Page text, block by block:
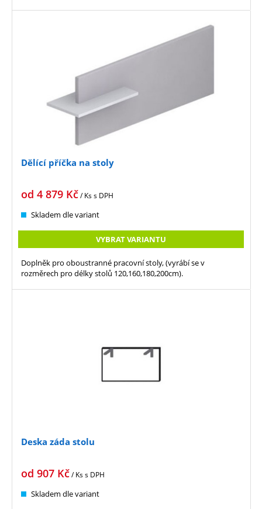
Dělící příčka na stoly
od 4 879 Kč/ Kss DPH
Skladem dle variant
VYBRAT VARIANTU
Doplněk pro oboustranné pracovní stoly, (vyrábí se v
rozměrech pro délky stolů 120,160,180,200cm).
Deska záda stolu
od 907 Kč/ Kss DPH
Skladem dle variant